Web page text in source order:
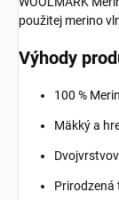
použitej merino
Výhody
100 %
Mäkký a
Prirodzená